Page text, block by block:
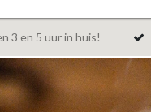
3 en 5 uur in huis!